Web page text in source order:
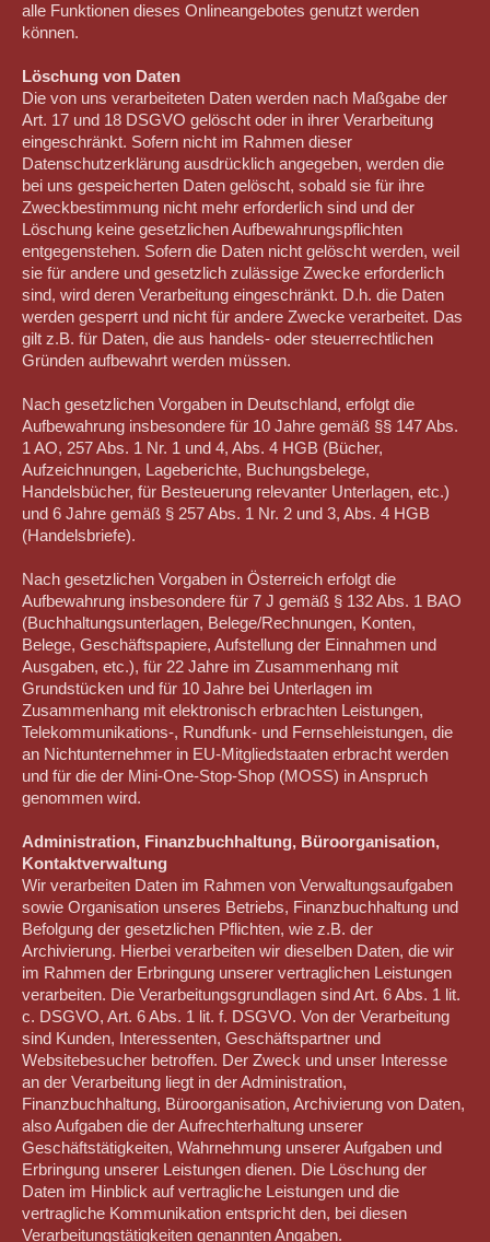
alle Funktionen dieses Onlineangebotes genutzt werden
können.
Löschung von Daten
Die von uns verarbeiteten Daten werden nach Maßgabe der
Art. 17 und 18 DSGVO gelöscht oder in ihrer Verarbeitung
eingeschränkt. Sofern nicht im Rahmen dieser
Datenschutzerklärung ausdrücklich angegeben, werden die
bei uns gespeicherten Daten gelöscht, sobald sie für ihre
Zweckbestimmung nicht mehr erforderlich sind und der
Löschung keine gesetzlichen Aufbewahrungspflichten
entgegenstehen. Sofern die Daten nicht gelöscht werden, weil
sie für andere und gesetzlich zulässige Zwecke erforderlich
sind, wird deren Verarbeitung eingeschränkt. D.h. die Daten
werden gesperrt und nicht für andere Zwecke verarbeitet. Das
gilt z.B. für Daten, die aus handels- oder steuerrechtlichen
Gründen aufbewahrt werden müssen.
Nach gesetzlichen Vorgaben in Deutschland, erfolgt die
Aufbewahrung insbesondere für 10 Jahre gemäß §§ 147 Abs.
1 AO, 257 Abs. 1 Nr. 1 und 4, Abs. 4 HGB (Bücher,
Aufzeichnungen, Lageberichte, Buchungsbelege,
Handelsbücher, für Besteuerung relevanter Unterlagen, etc.)
und 6 Jahre gemäß § 257 Abs. 1 Nr. 2 und 3, Abs. 4 HGB
(Handelsbriefe).
Nach gesetzlichen Vorgaben in Österreich erfolgt die
Aufbewahrung insbesondere für 7 J gemäß § 132 Abs. 1 BAO
(Buchhaltungsunterlagen, Belege/Rechnungen, Konten,
Belege, Geschäftspapiere, Aufstellung der Einnahmen und
Ausgaben, etc.), für 22 Jahre im Zusammenhang mit
Grundstücken und für 10 Jahre bei Unterlagen im
Zusammenhang mit elektronisch erbrachten Leistungen,
Telekommunikations-, Rundfunk- und Fernsehleistungen, die
an Nichtunternehmer in EU-Mitgliedstaaten erbracht werden
und für die der Mini-One-Stop-Shop (MOSS) in Anspruch
genommen wird.
Administration, Finanzbuchhaltung, Büroorganisation,
Kontaktverwaltung
Wir verarbeiten Daten im Rahmen von Verwaltungsaufgaben
sowie Organisation unseres Betriebs, Finanzbuchhaltung und
Befolgung der gesetzlichen Pflichten, wie z.B. der
Archivierung. Hierbei verarbeiten wir dieselben Daten, die wir
im Rahmen der Erbringung unserer vertraglichen Leistungen
verarbeiten. Die Verarbeitungsgrundlagen sind Art. 6 Abs. 1 lit.
c. DSGVO, Art. 6 Abs. 1 lit. f. DSGVO. Von der Verarbeitung
sind Kunden, Interessenten, Geschäftspartner und
Websitebesucher betroffen. Der Zweck und unser Interesse
an der Verarbeitung liegt in der Administration,
Finanzbuchhaltung, Büroorganisation, Archivierung von Daten,
also Aufgaben die der Aufrechterhaltung unserer
Geschäftstätigkeiten, Wahrnehmung unserer Aufgaben und
Erbringung unserer Leistungen dienen. Die Löschung der
Daten im Hinblick auf vertragliche Leistungen und die
vertragliche Kommunikation entspricht den, bei diesen
Verarbeitungstätigkeiten genannten Angaben.